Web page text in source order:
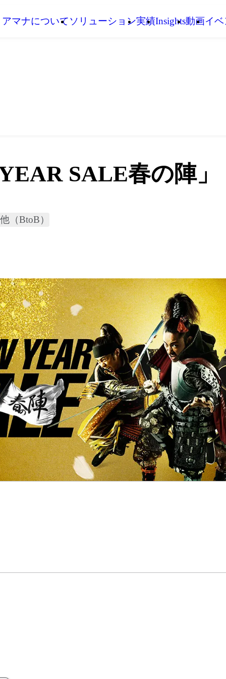
アマナについてソリューション実績Insights動画イ
SALE春の陣」
（BtoB）